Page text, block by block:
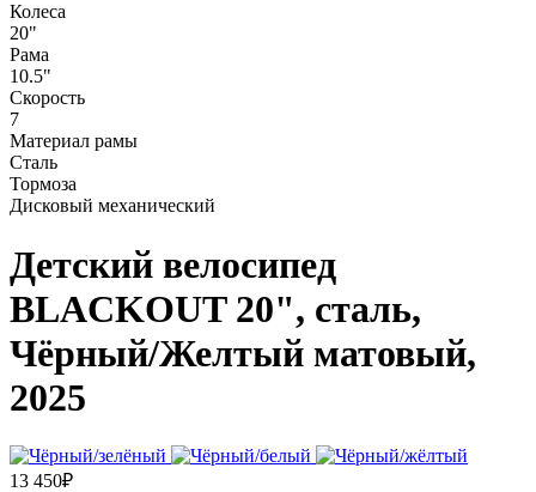
Колеса
20"
Рама
10.5"
Скорость
7
Материал рамы
Сталь
Тормоза
Дисковый механический
Детский велосипед
BLACKOUT 20", сталь,
Чёрный/Желтый матовый,
2025
13 450₽